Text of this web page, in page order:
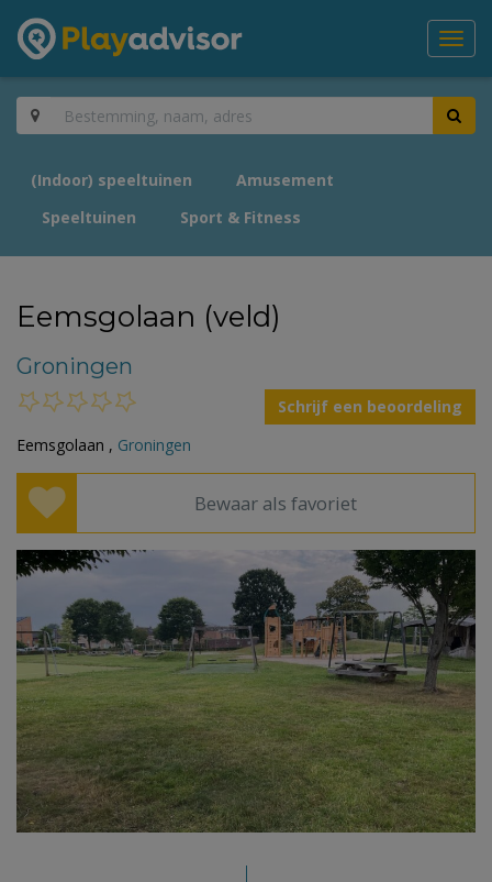
(Indoor) speeltuinen
Amusement
Speeltuinen
Sport & Fitness
Eemsgolaan (veld)
Groningen
Schrijf een beoordeling
Eemsgolaan , Groningen
Bewaar als favoriet